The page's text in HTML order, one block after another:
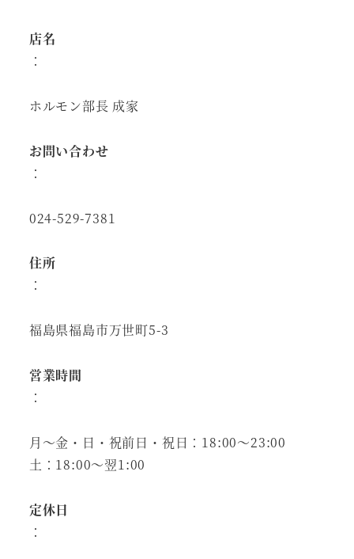
店名
：
ホルモン部長 成家
お問い合わせ
：
024-529-7381
住所
：
福島県福島市万世町5-3
営業時間
：
月～金・日・祝前日・祝日：18:00～23:00
土：18:00～翌1:00
定休日
：